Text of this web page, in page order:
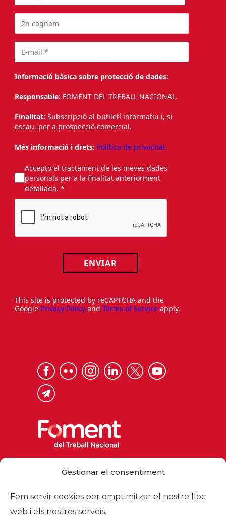
Gestionar el consentiment
Fem servir cookies per omptimitzar el nostre lloc
web i els nostres serveis.
Informació bàsica sobre protecció de dades:
Responsable: FOMENT DEL TREBALL NACIONAL.
Finalitat: Subscripció al butlletí informatiu i, si
escau, per a prospecció comercial.
Més informació i drets: Política de privacitat.
Accepto el tractament de les meves dades
personals per a la finalitat anteriorment
detallada. *
ENVIAR
This site is protected by reCAPTCHA and the
Google Privacy Policy and Terms of Service apply.
foment@foment.com